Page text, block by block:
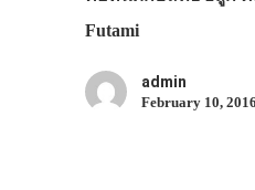
Futami
admin
February 10, 2016